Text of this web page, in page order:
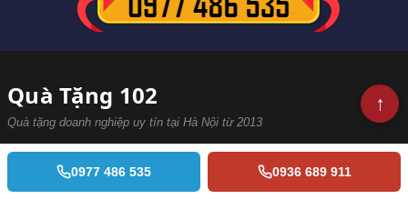
Quà Tặng 102
Quà tặng doanh nghiệp uy tín tại Hà Nội từ 2013
Chuyên cung cấp kỷ niệm chương pha lê, cúp vinh danh,
đồng hồ, bộ ấm chén in logo. Miễn phí thiết kế & sản xuất
tại xưởng riêng — đã đồng hành cùng 1.000+ doanh nghiệp
0977 486 535 0936 689 911